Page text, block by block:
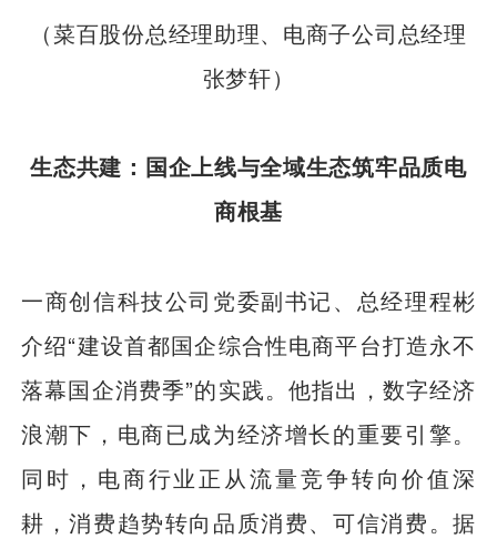
（菜百股份总经理助理、电商子公司总经理
张梦轩）
生态共建：国企上线与全域生态筑牢品质电
商根基
一商创信科技公司党委副书记、总经理程彬
介绍“建设首都国企综合性电商平台打造永不
落幕国企消费季”的实践。他指出，数字经济
浪潮下，电商已成为经济增长的重要引擎。
同时，电商行业正从流量竞争转向价值深
耕，消费趋势转向品质消费、可信消费。据